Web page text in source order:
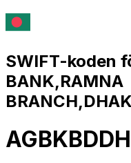
SWIFT-koden
BANK,RAMNA